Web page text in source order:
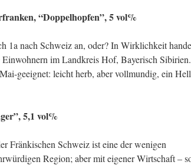
“Doppelhopfen”, 5 vol%
1a nach Schweiz an, oder? In Wirklichkeit
im Landkreis Hof, Bayerisch Sibirien.
geeignet: leicht herb, aber vollmundig, ein Hell
5,1 vol%
Fränkischen Schweiz ist eine der wenigen
Region; aber mit eigener Wirtschaft –